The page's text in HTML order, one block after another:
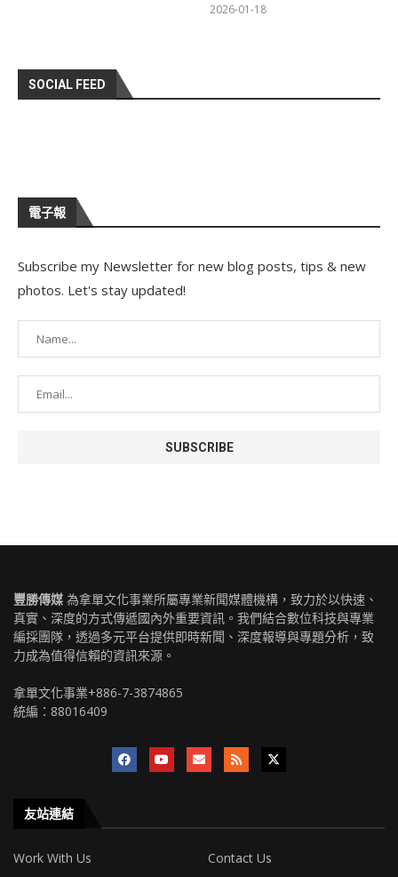
2026-01-18
SOCIAL FEED
電子報
Subscribe my Newsletter for new blog posts, tips & new
photos. Let's stay updated!
豐勝傳媒 為拿單文化事業所屬專業新聞媒體機構，致力於以快速、
真實、深度的方式傳遞國內外重要資訊。我們結合數位科技與專業
編採團隊，透過多元平台提供即時新聞、深度報導與專題分析，致
力成為值得信賴的資訊來源。
拿單文化事業+886-7-3874865
統編：88016409
友站連結
Work With Us
Contact Us